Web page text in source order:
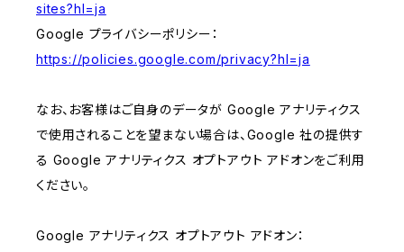
sites?hl=ja
Google プライバシーポリシー：
https://policies.google.com/privacy?hl=ja
なお、お客様はご自身のデータが Google アナリティクス
で使用されることを望まない場合は、Google 社の提供す
る Google アナリティクス オプトアウト アドオンをご利用
ください。
Google アナリティクス オプトアウト アドオン：